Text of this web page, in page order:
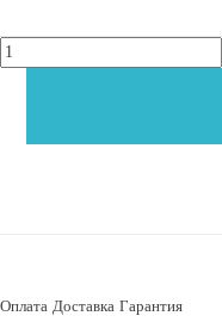
Оплата Доставка Гарантия